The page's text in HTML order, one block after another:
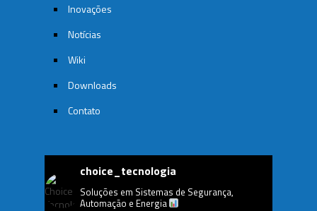
Inovações
Notícias
Wiki
Downloads
Contato
choice_tecnologia
Soluções em Sistemas de Segurança,
Automação e Energia